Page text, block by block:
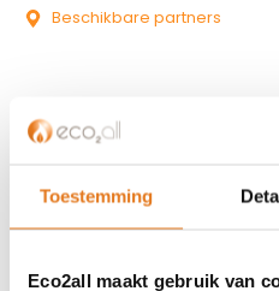
Toestemming
Eco2all maakt gebruik van
Beschikbare partners
KLANTENSERVICE
Partner worden?